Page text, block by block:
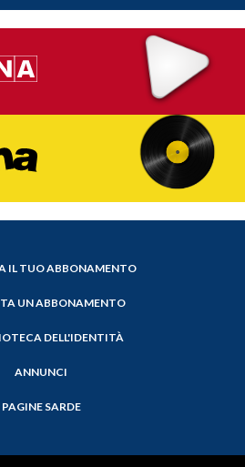
IL TUO ABBONAMENTO
UN ABBONAMENTO
DELL'IDENTITÀ
ANNUNCI
PAGINE SARDE